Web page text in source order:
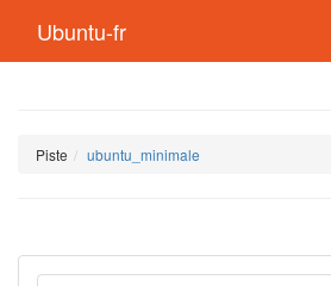
Ubuntu-fr
Piste ubuntu_minimale